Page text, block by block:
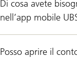
Di cosa avete
nell’app mobile
Posso aprire il